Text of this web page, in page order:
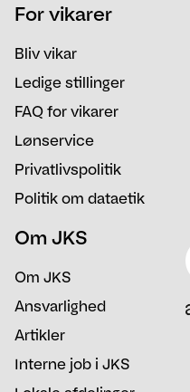
Email
For vikarer
Bliv vikar
Ledige stillinger
FAQ for vikarer
Lønservice
Privatlivspolitik
Politik om dataetik
Om JKS
Om JKS
Ansvarlighed
Artikler
Interne job i JKS